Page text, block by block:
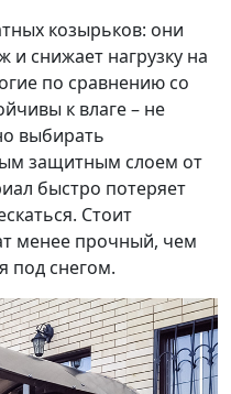
козырьков: они
и снижает нагрузку на
по сравнению со
к влаге – не
выбирать
защитным слоем от
быстро потеряет
Стоит
менее прочный, чем
под снегом.